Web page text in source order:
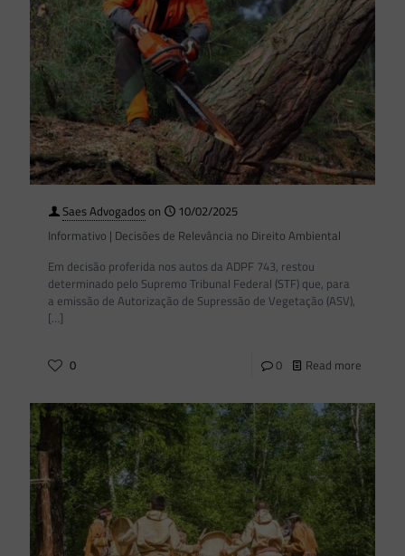
Saes Advogadoson
10/02/2025
Informativo | Decisões de Relevância no Direito Ambiental
Em decisão proferida nos autos da ADPF 743, restou
determinado pelo Supremo Tribunal Federal (STF) que, para
a emissão de Autorização de Supressão de Vegetação (ASV),
[…]
0 0 Read more